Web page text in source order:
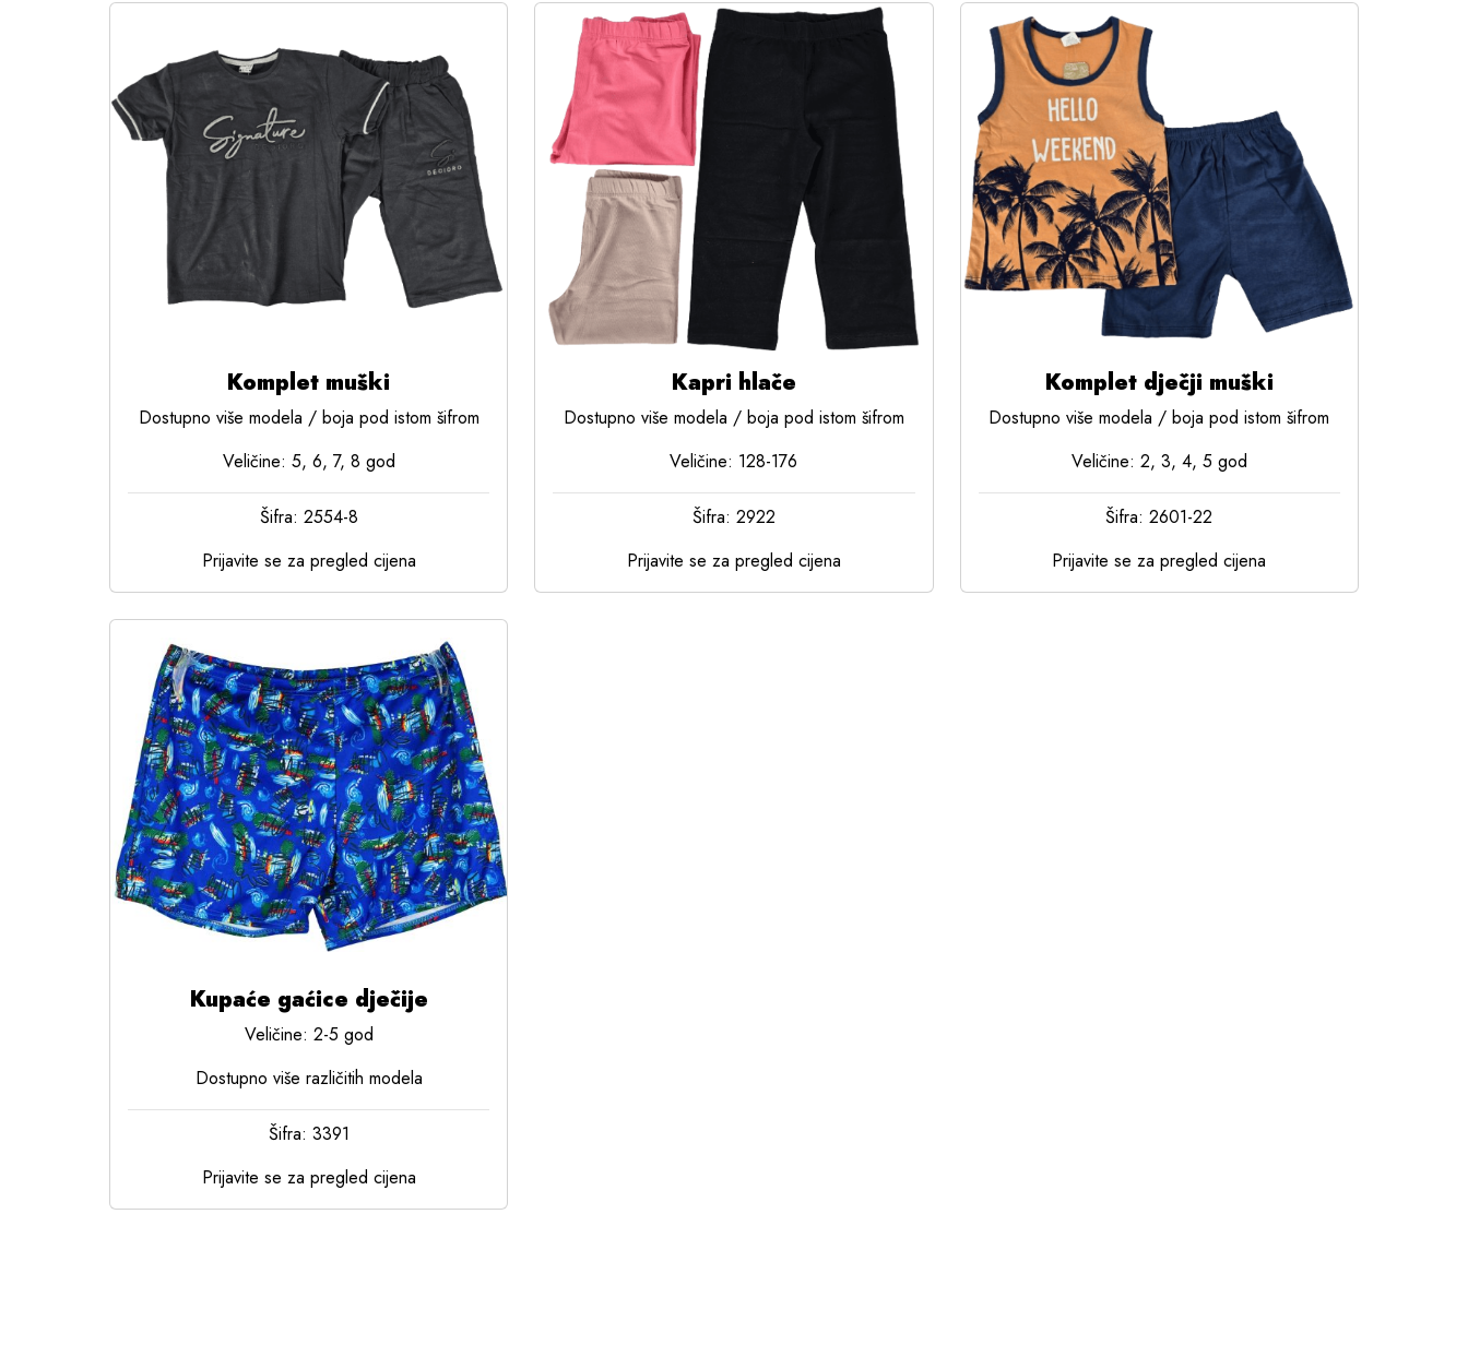
Komplet muški
Dostupno više modela / boja pod istom šifrom
Veličine: 5, 6, 7, 8 god
Šifra: 2554-8
Prijavite se za pregled cijena
Kapri hlače
Dostupno više modela / boja pod istom šifrom
Veličine: 128-176
Šifra: 2922
Prijavite se za pregled cijena
Komplet dječji muški
Dostupno više modela / boja pod istom šifrom
Veličine: 2, 3, 4, 5 god
Šifra: 2601-22
Prijavite se za pregled cijena
Kupaće gaćice dječije
Veličine: 2-5 god
Dostupno više različitih modela
Šifra: 3391
Prijavite se za pregled cijena